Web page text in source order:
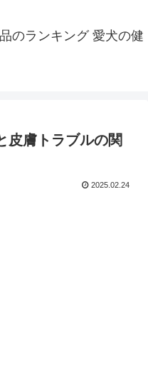
のランキング 愛犬の健
皮膚トラブルの関
2025.02.24